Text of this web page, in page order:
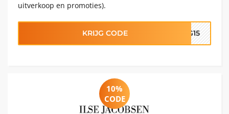
uitverkoop en promoties).
KRIJG CODE AG15
10%
CODE